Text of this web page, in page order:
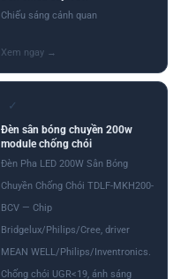
Chiếu sáng cảnh quan
✓
Đèn sân bóng chuyền 200w
module chống chói
Đèn Pha LED 200W Sân Bóng
Chuyền Chống Chói TDLF-MKH200-
BCV — Chip
Bridgelux/Philips/Cree, driver
MEAN WELL/Philips/Inventronics.
Chống chói UGR<19, ánh sáng